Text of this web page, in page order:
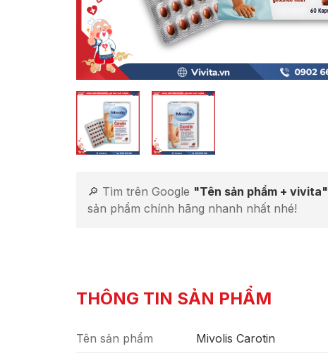
🔎 Tìm trên Google "Tên sản phẩm + vivita"
sản phẩm chính hãng nhanh nhất nhé!
THÔNG TIN SẢN PHẨM
Tên sản phẩm Mivolis Carotin